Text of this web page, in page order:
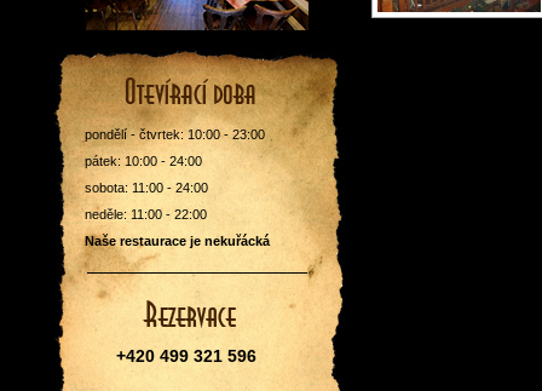
pondělí - čtvrtek: 10:00 - 23:00
pátek: 10:00 - 24:00
sobota: 11:00 - 24:00
neděle: 11:00 - 22:00
Naše restaurace je nekuřácká
+420 499 321 596